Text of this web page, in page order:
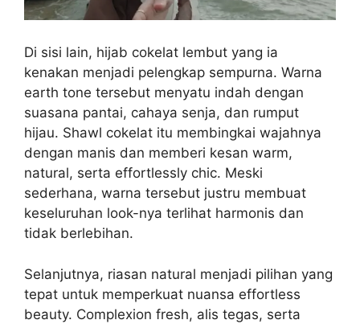
Di sisi lain, hijab cokelat lembut yang ia
kenakan menjadi pelengkap sempurna. Warna
earth tone tersebut menyatu indah dengan
suasana pantai, cahaya senja, dan rumput
hijau. Shawl cokelat itu membingkai wajahnya
dengan manis dan memberi kesan warm,
natural, serta effortlessly chic. Meski
sederhana, warna tersebut justru membuat
keseluruhan look-nya terlihat harmonis dan
tidak berlebihan.
Selanjutnya, riasan natural menjadi pilihan yang
tepat untuk memperkuat nuansa effortless
beauty. Complexion fresh, alis tegas, serta